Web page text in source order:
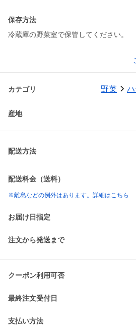
保存方法
冷蔵庫の野菜室で保管してください。
カテゴリ 野菜
産地
配送方法
配送料金（送料）
※離島などの例外はあります。詳細はこちら
お届け日指定
注文から発送まで
クーポン利用可否
最終注文受付日
支払い方法